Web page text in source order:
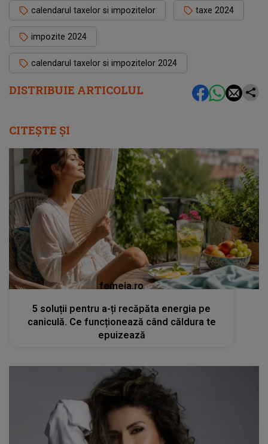
DISTRIBUIE ARTICOLUL
calendarul taxelor si impozitelor taxe 2024
impozite 2024
calendarul taxelor si impozitelor 2024
CITEȘTE ȘI
femeia.ro
5 soluții pentru a-ți recăpăta energia pe
caniculă. Ce funcționează când căldura te
epuizează